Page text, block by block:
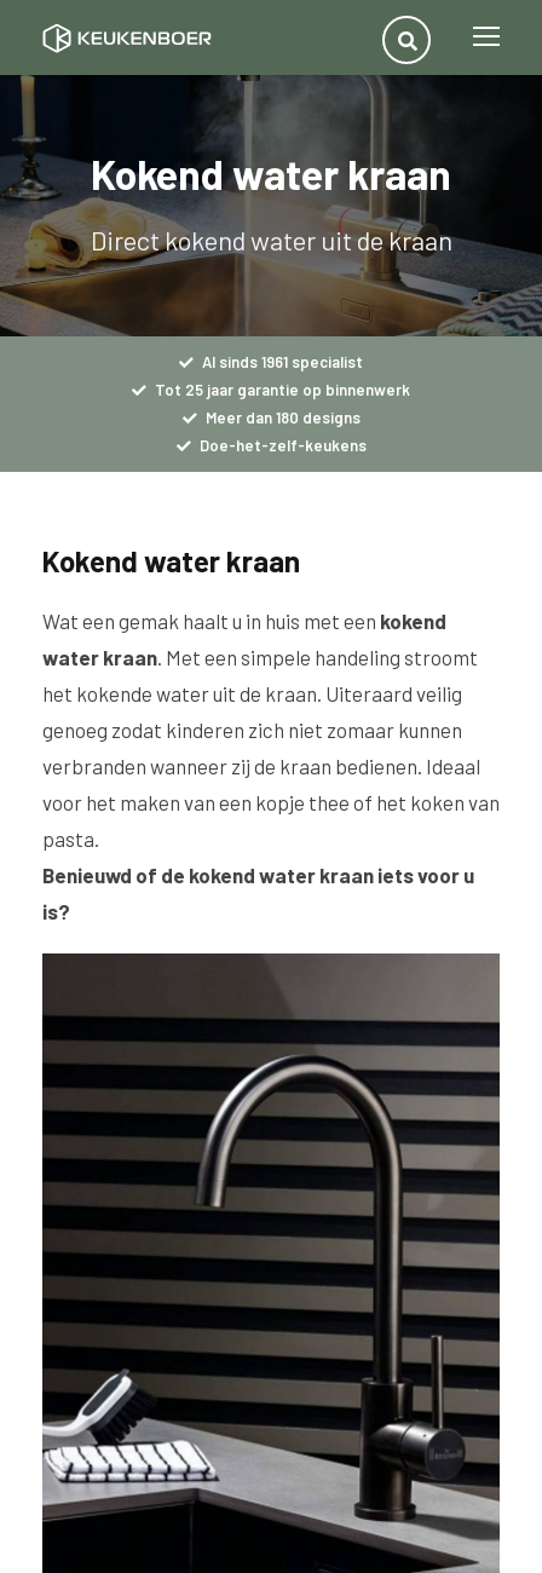
Kokend water kraan
Direct kokend water uit de kraan
Al sinds 1961 specialist
Tot 25 jaar garantie op binnenwerk
Meer dan 180 designs
Doe-het-zelf-keukens
Kokend water kraan
Wat een gemak haalt u in huis met een kokend
water kraan. Met een simpele handeling stroomt
het kokende water uit de kraan. Uiteraard veilig
genoeg zodat kinderen zich niet zomaar kunnen
verbranden wanneer zij de kraan bedienen. Ideaal
voor het maken van een kopje thee of het koken van
pasta.
Benieuwd of de kokend water kraan iets voor u
is?